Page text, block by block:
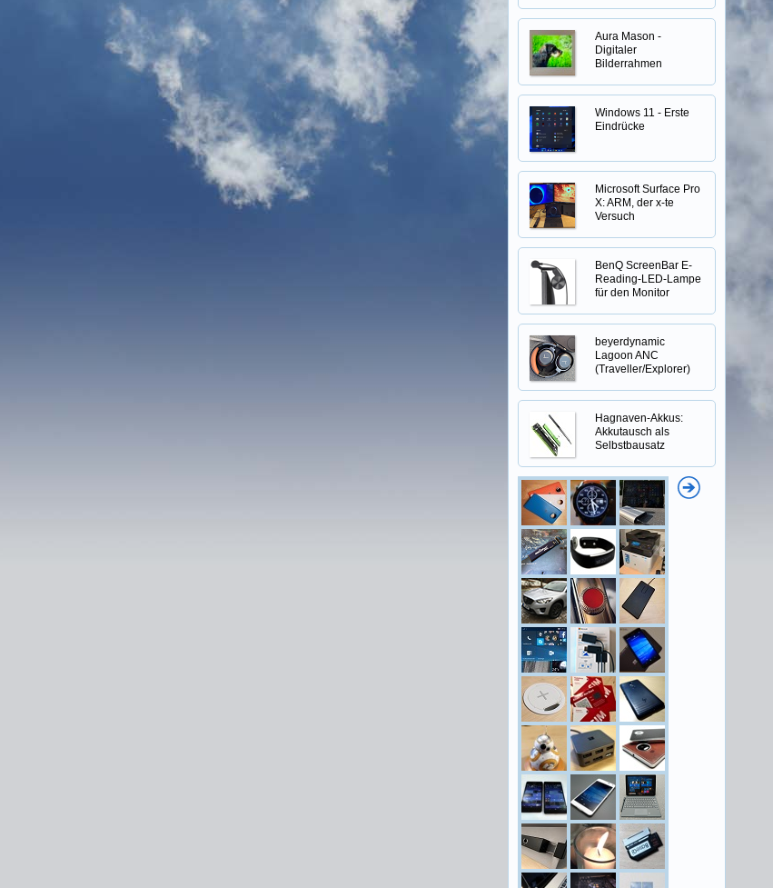
Aura Mason -
Digitaler
Bilderrahmen
Windows 11 - Erste
Eindrücke
Microsoft Surface Pro
X: ARM, der x-te
Versuch
BenQ ScreenBar E-
Reading-LED-Lampe
für den Monitor
beyerdynamic
Lagoon ANC
(Traveller/Explorer)
Hagnaven-Akkus:
Akkutausch als
Selbstbausatz